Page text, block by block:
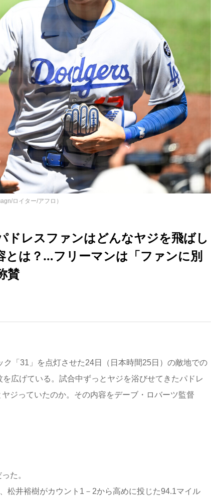
ロイター/アフロ）
ドレスファンはどんなヤジを飛ばし
は？…フリーマンは「ファンに別
賛
「31」を点灯させた24日（日本時間25日）の敵地での
広げている。試合中ずっとヤジを浴びせてきたパドレ
ジっていたのか。その内容をデーブ・ロバーツ監督
た。
松井裕樹がカウント1－2から高めに投じた94.1マイル